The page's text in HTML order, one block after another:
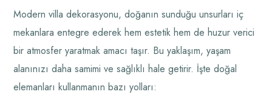
Modern villa dekorasyonu, doğanın sunduğu unsurları iç
mekanlara entegre ederek hem estetik hem de huzur verici
bir atmosfer yaratmak amacı taşır. Bu yaklaşım, yaşam
alanınızı daha samimi ve sağlıklı hale getirir. İşte doğal
elemanları kullanmanın bazı yolları: